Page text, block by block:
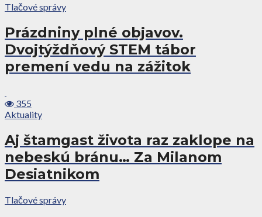
Tlačové správy
Prázdniny plné objavov.
Dvojtýždňový STEM tábor
premení vedu na zážitok
355
Aktuality
Aj štamgast života raz zaklope na
nebeskú bránu… Za Milanom
Desiatnikom
Tlačové správy